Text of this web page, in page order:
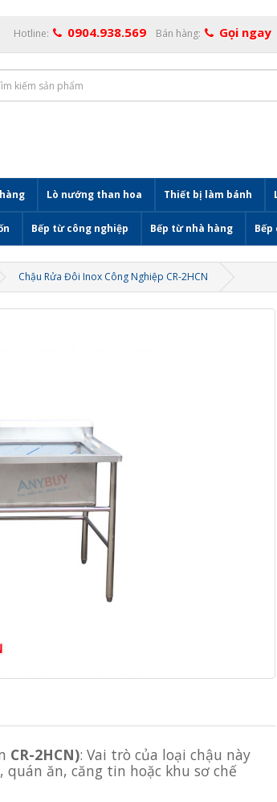
Hotline: 0904.938.569 Bán hàng: Gọi ngay
Lò nướng than hoa Thiết bị làm bánh
Bếp từ công nghiệp Bếp từ nhà hàng
Chậu Rửa Đôi Inox Công Nghiệp CR-2HCN
CR-2HCN): Vai trò của loại chậu này
ăn, căng tin hoặc khu sơ chế